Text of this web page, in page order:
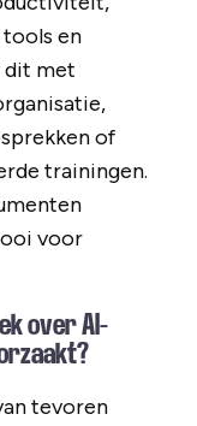
en
dit met
of
trainingen.
voor
over AI-
tevoren